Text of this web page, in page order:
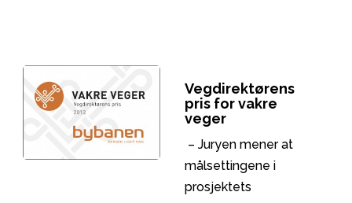
Vegdirektørens
pris for vakre
veger
– Juryen mener at
målsettingene i
prosjektets